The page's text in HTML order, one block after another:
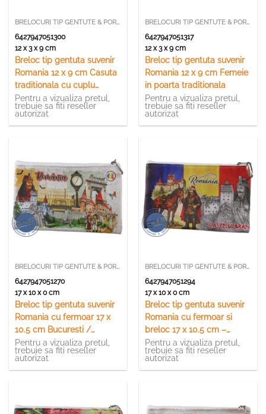
BRELOCURI TIP GENTUTE & PORTCHEI
6427947051300
12 x 3 x 9 cm
Breloc tip gentuta suvenir
Romania 12 x 9 cm Casuta
traditionala cu cuplu
dansator
Pentru a vizualiza pretul,
trebuie sa fiti reseller
autorizat
BRELOCURI TIP GENTUTE & PORTCHEI
6427947051317
12 x 3 x 9 cm
Breloc tip gentuta suvenir
Romania 12 x 9 cm Femeie
in poarta traditionala
Pentru a vizualiza pretul,
trebuie sa fiti reseller
autorizat
BRELOCURI TIP GENTUTE & PORTCHEI
6427947051270
17 x 10 x 0 cm
Breloc tip gentuta suvenir
Romania cu fermoar 17 x
10.5 cm Bucuresti /
Castelul Bran / Castelul
Corvinilor
Pentru a vizualiza pretul,
trebuie sa fiti reseller
autorizat
BRELOCURI TIP GENTUTE & PORTCHEI
6427947051294
17 x 10 x 0 cm
Breloc tip gentuta suvenir
Romania cu fermoar si
breloc 17 x 10.5 cm –
Castelul Bran si Vlad
Tepes
Pentru a vizualiza pretul,
trebuie sa fiti reseller
autorizat